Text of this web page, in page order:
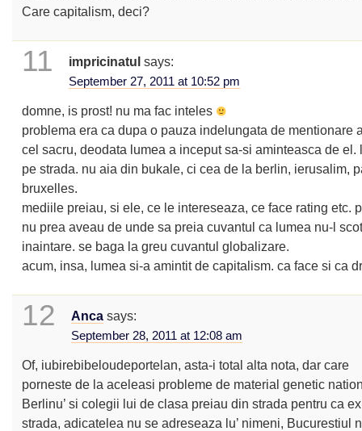
Care capitalism, deci?
11 impricinatul says:
September 27, 2011 at 10:52 pm
domne, is prost! nu ma fac inteles
problema era ca dupa o pauza indelungata de mentionare
cel sacru, deodata lumea a inceput sa-si aminteasca de el.
pe strada. nu aia din bukale, ci cea de la berlin, ierusalim,
bruxelles.
mediile preiau, si ele, ce le intereseaza, ce face rating etc.
nu prea aveau de unde sa preia cuvantul ca lumea nu-l
inaintare. se baga la greu cuvantul globalizare.
acum, insa, lumea si-a amintit de capitalism. ca face si ca
12 Anca says:
September 28, 2011 at 12:08 am
Of, iubirebibeloudeportelan, asta-i total alta nota, dar care
porneste de la aceleasi probleme de material genetic
Berlinu’ si colegii lui de clasa preiau din strada pentru ca
strada, adicatelea nu se adreseaza lu’ nimeni, Bucurestiul